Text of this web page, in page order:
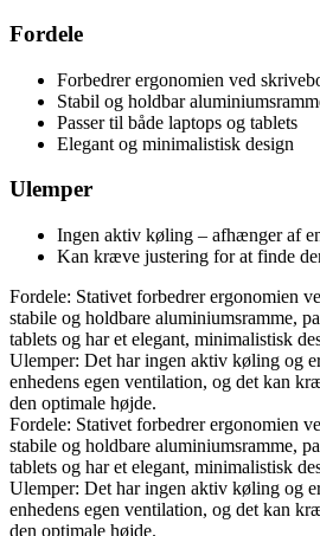
Fordele
Forbedrer ergonomien ved
Stabil og holdbar
Passer til både laptops og tablets
Elegant og minimalistisk design
Ulemper
Ingen aktiv køling – afhænger af
Kan kræve justering for at finde
Fordele: Stativet forbedrer ergonomien
stabile og holdbare aluminiumsramme,
tablets og har et elegant, minimalistisk
Ulemper: Det har ingen aktiv køling og
enhedens egen ventilation, og det kan
den optimale højde.
Fordele: Stativet forbedrer ergonomien
stabile og holdbare aluminiumsramme,
tablets og har et elegant, minimalistisk
Ulemper: Det har ingen aktiv køling og
enhedens egen ventilation, og det kan
den optimale højde.